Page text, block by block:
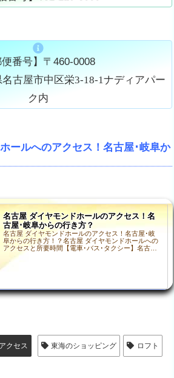
便番号】〒460-0008
名古屋市中区栄3-18-1ナディアパー
ク内
ールへのアクセス！名古屋･岐阜か
名古屋 ダイヤモンドホールのアクセス！名
古屋･岐阜からの行き方？
名古屋 ダイヤモンドホールのアクセス！名古屋･岐
阜からの行き方！？名古屋 ダイヤモンドホールへの
アクセスと所要時間【電車･バス･タクシー】名古屋
ダイヤモンドホールへは、電車、バス、タクシーが
利用可能…
クセス 東海のショッピング ロフト